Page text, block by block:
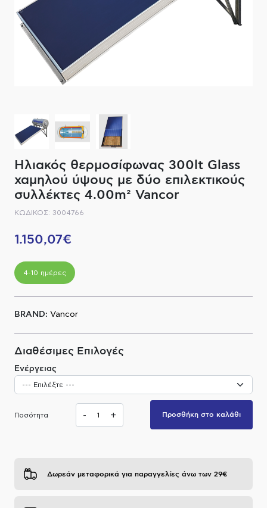
ΔΙΑΚΟΠΤΙΚΟ ΥΛΙΚΟ
ΕΞΟΠΛΙΣΜΟΣ ΘΕΡΜΑΝΣΗΣ
ΗΛΕΚΤΡΙΚΗ ΘΕΡΜΑΝΣΗ
ΦΙΛΤΡΑ ΜΠΑΝΙΟΥ
ΚΑΝΑΤΕΣ-ΠΑΓΟΥΡΙΑ ΦΙΛΤΡΟΥ
ΚΑΘΡΕΠΤΕΣ
ΚΑΜΠΙΝΕΣ
ΑΞΕΣΟΥΑΡ
ΣΤΗΛΕΣ - ΥΔΡΟΜΑΣΑΖ
ΚΑΝΑΛΙΑ ΝΤΟΥΖΙΕΡΑΣ
ΕΞΑΡΤΗΜΑΤΑ ΝΤΟΥΣ
Α.Μ.Ε.Α
Ηλιακός θερμοσίφωνας 300lt Glass
χαμηλού ύψους με δύο επιλεκτικούς
συλλέκτες 4.00m² Vancor
ΚΩΔΙΚΟΣ: 3004766
1.150,07€
4-10 ημέρες
BRAND: Vancor
Διαθέσιμες Επιλογές
Ενέργειας
Ποσότητα - + Προσθήκη στο καλάθι
Δωρεάν μεταφορικά για παραγγελίες άνω των 29€